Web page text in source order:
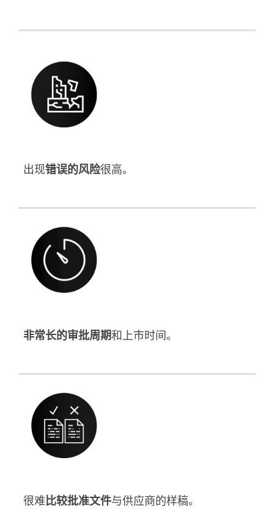
出现错误的风险很高。
非常长的审批周期和上市时间。
很难比较批准文件与供应商的样稿。